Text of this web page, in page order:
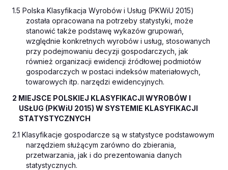
1.5 Polska Klasyfikacja Wyrobów i Usług (PKWiU 2015)
została opracowana na potrzeby statystyki, może
stanowić także podstawę wykazów grupowań,
względnie konkretnych wyrobów i usług, stosowanych
przy podejmowaniu decyzji gospodarczych, jak
również organizacji ewidencji źródłowej podmiotów
gospodarczych w postaci indeksów materiałowych,
towarowych itp. narzędzi ewidencyjnych.
2 MIEJSCE POLSKIEJ KLASYFIKACJI WYROBÓW I
USŁUG (PKWiU 2015) W SYSTEMIE KLASYFIKACJI
STATYSTYCZNYCH
2.1 Klasyfikacje gospodarcze są w statystyce podstawowym
narzędziem służącym zarówno do zbierania,
przetwarzania, jak i do prezentowania danych
statystycznych.